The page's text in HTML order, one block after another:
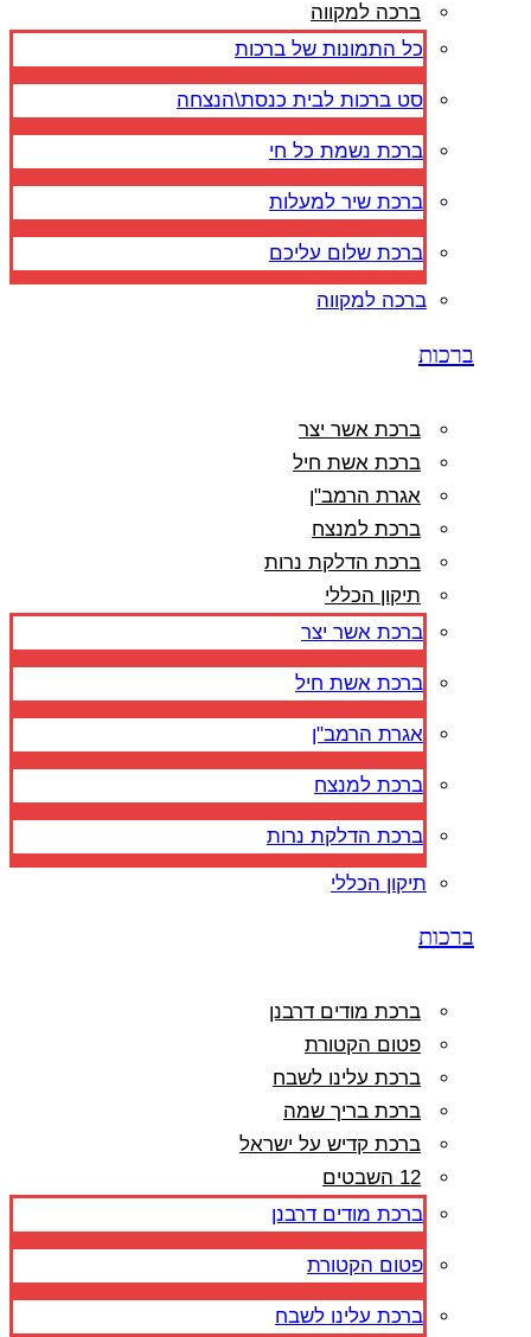
ברכה למקווה
כל התמונות של ברכות
סט ברכות לבית כנסת\הנצחה
ברכת נשמת כל חי
ברכת שיר למעלות
ברכת שלום עליכם
ברכה למקווה
ברכות
ברכת אשר יצר
ברכת אשת חיל
אגרת הרמב"ן
ברכת למנצח
ברכת הדלקת נרות
תיקון הכללי
ברכת אשר יצר
ברכת אשת חיל
אגרת הרמב"ן
ברכת למנצח
ברכת הדלקת נרות
תיקון הכללי
ברכות
ברכת מודים דרבנן
פטום הקטורת
ברכת עלינו לשבח
ברכת בריך שמה
ברכת קדיש על ישראל
12 השבטים
ברכת מודים דרבנן
פטום הקטורת
ברכת עלינו לשבח